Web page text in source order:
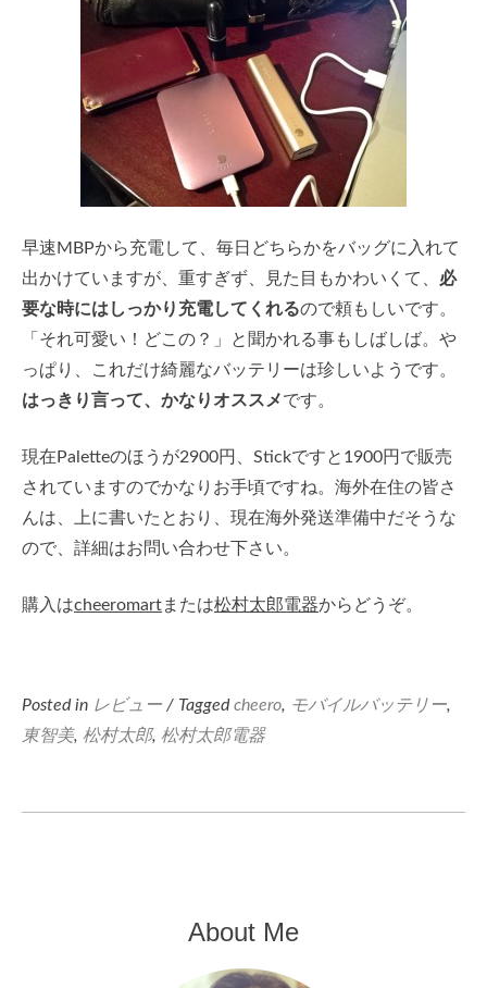
早速MBPから充電して、毎日どちらかをバッグに入れて
出かけていますが、重すぎず、見た目もかわいくて、 必
要な時にはしっかり充電してくれるので頼もしいです。
「それ可愛い！どこの？」と聞かれる事もしばしば。や
っぱり、これだけ綺麗なバッテリーは珍しいようです。
はっきり言って、かなりオススメです。
現在Paletteのほうが2900円、Stickですと1900円で販売
されていますのでかなりお手頃ですね。海外在住の皆さ
んは、上に書いたとおり、現在海外発送準備中だそうな
ので、詳細はお問い合わせ下さい。
購入はcheeromartまたは松村太郎電器からどうぞ。
Posted in レビュー / Taggedcheero, モバイルバッテリー,
東智美, 松村太郎, 松村太郎電器
About Me